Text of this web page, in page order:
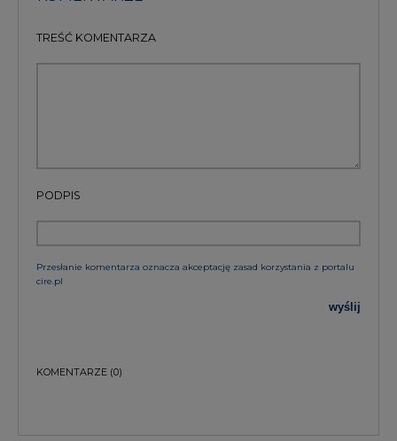
TREŚĆ KOMENTARZA
PODPIS
Przesłanie komentarza oznacza akceptację zasad korzystania z portalu
cire.pl
wyślij
KOMENTARZE (0)